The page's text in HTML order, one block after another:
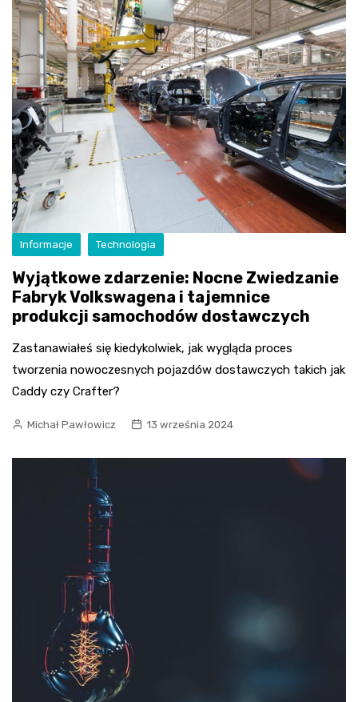
Informacje Technologia
Wyjątkowe zdarzenie: Nocne Zwiedzanie
Fabryk Volkswagena i tajemnice
produkcji samochodów dostawczych
Zastanawiałeś się kiedykolwiek, jak wygląda proces
tworzenia nowoczesnych pojazdów dostawczych takich jak
Caddy czy Crafter?
Michał Pawłowicz 13 września 2024